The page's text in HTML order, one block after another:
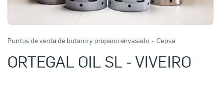
Puntos de venta de butano y propano envasado - Cepsa
ORTEGAL OIL SL - VIVEIRO